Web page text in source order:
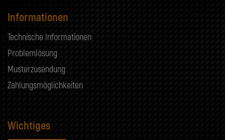
Informationen
Technische Informationen
Problemlösung
Musterzusendung
Zahlungsmöglichkeiten
Wichtiges